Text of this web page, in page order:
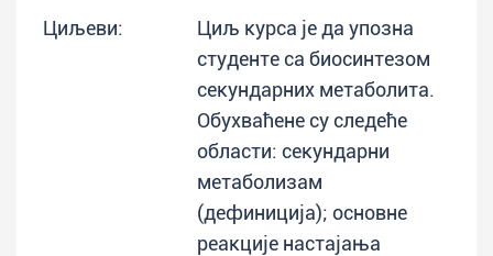
Циљеви:
Циљ курса је да упозна
студенте са биосинтезом
секундарних метаболита.
Обухваћене су следеће
области: секундарни
метаболизам
(дефиниција); основне
реакције настајања